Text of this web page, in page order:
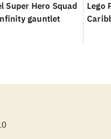
Super Hero Squad
gauntlet
Lego